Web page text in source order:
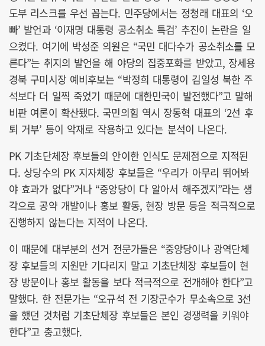
도부 리스크를 우선 꼽는다. 민주당에서는 정청래 대표의 ‘오
빠’ 발언과 ‘이재명 대통령 공소취소 특검’ 추진이 논란을 일
으켰다. 여기에 박성준 의원은 “국민 대다수가 공소취소를 모
른다”는 취지의 발언을 해 야당의 집중포화를 받았고, 장세용
경북 구미시장 예비후보는 “박정희 대통령이 김일성 북한 주
석보다 더 일찍 죽었기 때문에 대한민국이 발전했다”고 말해
비판 여론이 확산됐다. 국민의힘 역시 장동혁 대표의 ‘2선 후
퇴 거부’ 등이 악재로 작용하고 있다는 분석이 나온다.
PK 기초단체장 후보들의 안이한 인식도 문제점으로 지적된
다. 상당수의 PK 지자체장 후보들은 “우리가 아무리 뛰어봐
야 효과가 없다”거나 “중앙당이 다 알아서 해주겠지”라는 생
각으로 공약 개발이나 홍보 활동, 현장 방문 등을 적극적으로
진행하지 않는다는 지적이 나온다.
이 때문에 대부분의 선거 전문가들은 “중앙당이나 광역단체
장 후보들의 지원만 기다리지 말고 기초단체장 후보들이 현
장 방문이나 홍보 활동을 보다 적극적으로 전개해야 한다”고
말했다. 한 전문가는 “오규석 전 기장군수가 무소속으로 3선
을 했던 것처럼 기초단체장 후보들은 본인 경쟁력을 키워야
한다”고 충고했다.